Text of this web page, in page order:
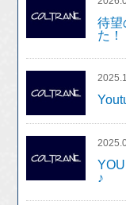
待望
た！
♪